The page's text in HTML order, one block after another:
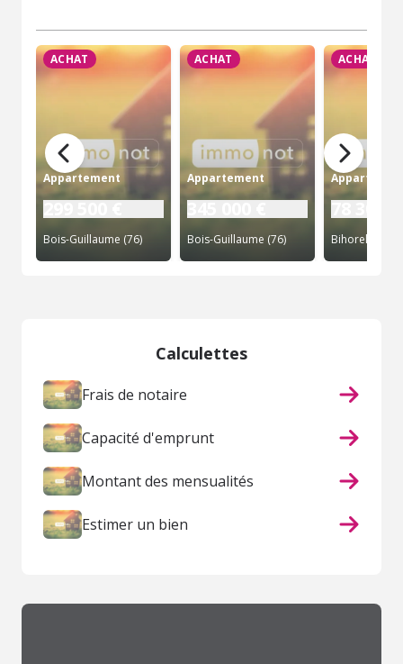
ACHAT
Appartement
Bois-Guillaume (76)
ACHAT
Appartement
Bois-Guillaume (76)
ACHAT
Bihorel (76)
Calculettes
Frais de notaire
Capacité d'emprunt
Montant des mensualités
Estimer un bien